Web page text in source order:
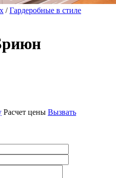
/Гардеробные в стиле
Расчет цены Вызвать